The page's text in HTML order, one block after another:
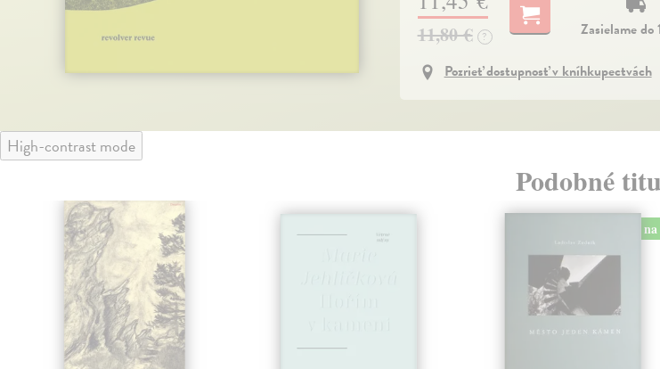
11,80 € ?
Zasielame do
Pozrieť dostupnosť v kníhkupectvách
High-contrast mode
Podobné